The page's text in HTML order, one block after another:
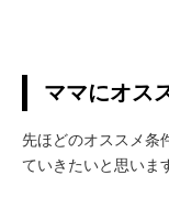
ママにオス
先ほどのオススメ条
ていきたいと思いま